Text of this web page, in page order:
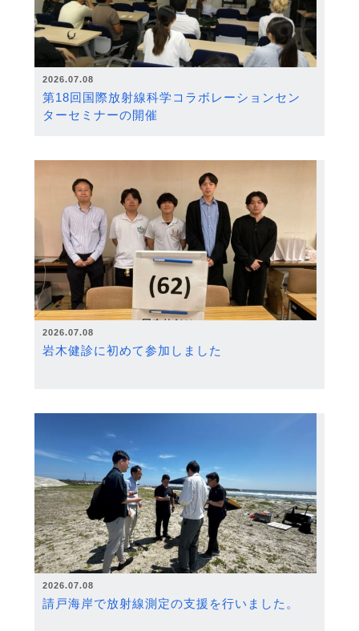
2026.07.08
第18回国際放射線科学コラボレーションセン
ターセミナーの開催
2026.07.08
岩木健診に初めて参加しました
2026.07.08
請戸海岸で放射線測定の支援を行いました。